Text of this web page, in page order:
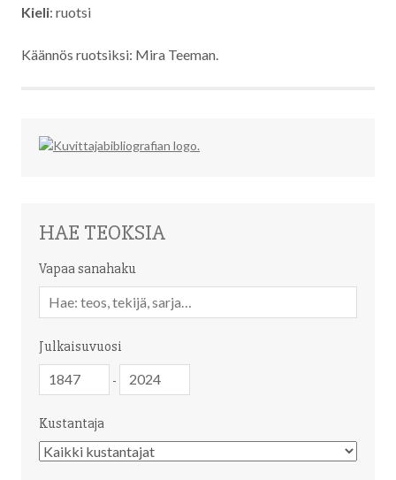
Kieli: ruotsi
Käännös ruotsiksi: Mira Teeman.
HAE TEOKSIA
Vapaa sanahaku
sanahaku
Julkaisuvuosi
-
Kustantaja
Kustantaja